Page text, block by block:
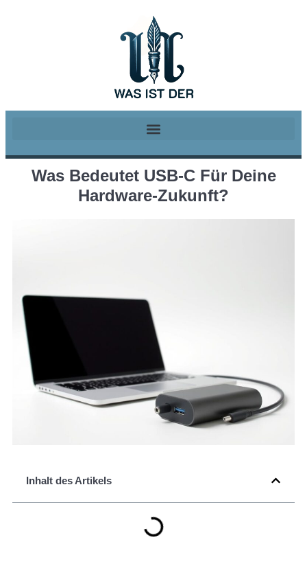
Was Bedeutet USB-C Für Deine
Hardware-Zukunft?
Inhalt des Artikels